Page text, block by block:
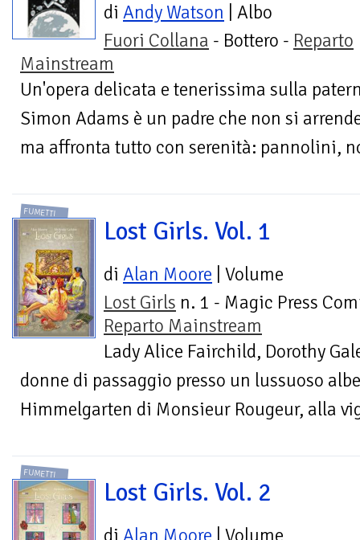
di Andy Watson | Albo
Fuori Collana - Bottero - Reparto
Mainstream
Un'opera delicata e tenerissima sulla
Simon Adams è un padre che non si
ma affronta tutto con serenità: pannolini,
FUMETTI
Lost Girls. Vol. 1
di Alan Moore | Volume
Lost Girls n. 1 - Magic Press
Reparto Mainstream
Lady Alice Fairchild, Dorothy
donne di passaggio presso un lussuoso
Himmelgarten di Monsieur Rougeur, alla
FUMETTI
Lost Girls. Vol. 2